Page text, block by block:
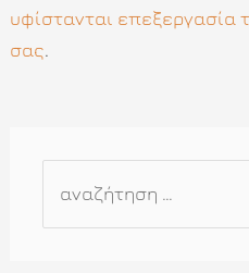
υφίστανται επεξεργασία
σας.